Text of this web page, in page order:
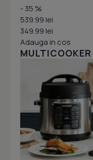
- 35 %
539.99 lei
349.99 lei
Adauga in cos